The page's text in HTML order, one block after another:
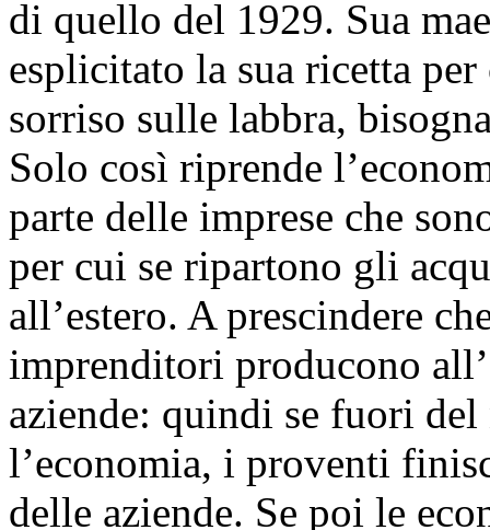
di quello del 1929. Sua
esplicitato la sua ricetta
sorriso sulle labbra,
Solo così riprende
parte delle imprese che
per cui se ripartono gli
all’estero. A prescindere
imprenditori producono
aziende: quindi se fuori
l’economia, i proventi
delle aziende. Se poi le